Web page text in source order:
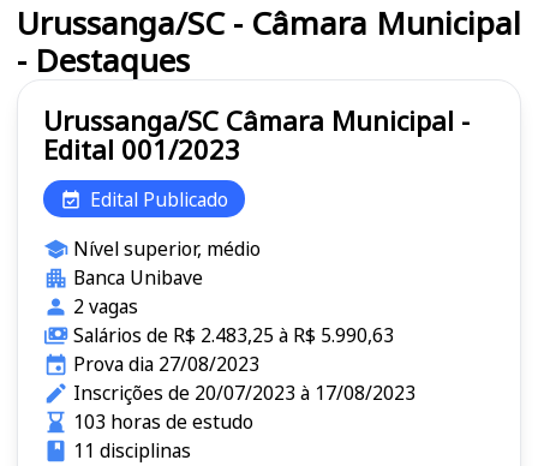
Urussanga/SC Câmara Municipal -
Edital 001/2023
Edital Publicado
Nível superior, médio
Banca Unibave
2 vagas
Salários de R$ 2.483,25 à R$ 5.990,63
Prova dia 27/08/2023
Inscrições de 20/07/2023 à 17/08/2023
103 horas de estudo
11 disciplinas
Urussanga/SC - Câmara Municipal
- Destaques